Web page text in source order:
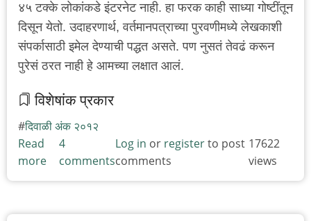
४५ टक्के लोकांकडे इंटरनेट नाही. हा फरक काही साध्या गोष्टींतून
दिसून येतो. उदाहरणार्थ, वर्तमानपत्राच्या पुरवणीमध्ये लेखकाशी
संपर्कासाठी इमेल देण्याची पद्धत असते. पण नुसतं तेवढं करून
पुरेसं ठरत नाही हे आमच्या लक्षात आलं.
विशेषांक प्रकार
दिवाळी अंक २०१२
Read
more about
ही
आम्हाला
4
comments
Log in or registerto post
comments
17622
views